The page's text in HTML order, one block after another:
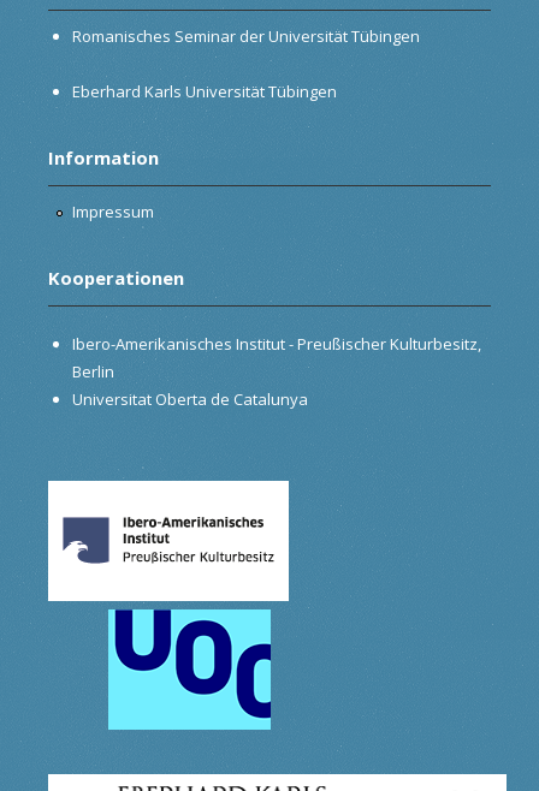
Romanisches Seminar der Universität Tübingen
Eberhard Karls Universität Tübingen
Information
Impressum
Kooperationen
Ibero-Amerikanisches Institut - Preußischer Kulturbesitz,
Berlin
Universitat Oberta de Catalunya